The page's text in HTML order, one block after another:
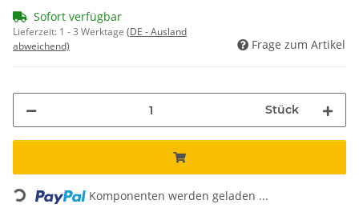
Sofort verfügbar
Lieferzeit: 1 - 3 Werktage (DE - Ausland
abweichend)
Frage zum Artikel
Stück
Loading... Komponenten werden geladen ...